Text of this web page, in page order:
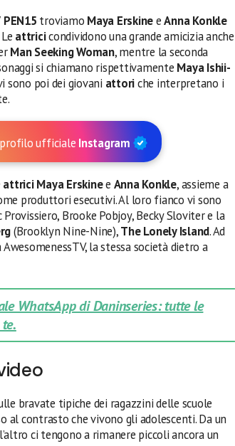
troviamo Maya ErskineeAnna Konkle
attricicondividono una grande amicizia anche
Man Seeking Woman, mentre la seconda
si chiamano rispettivamente Maya Ishii-
sono poi dei giovani attoriche interpretano i
ufficiale Instagram
attrici Maya Erskinee Anna Konkle, assieme a
produttori esecutivi. Al loro fianco vi sono
Brooke Pobjoy, Becky Sloviter e la
(Brooklyn Nine-Nine),The Lonely Island. Ad
AwesomenessTV, la stessa società dietro a
WhatsApp di Daninseries: tutte le
bravate tipiche dei ragazzini delle scuole
al contrasto che vivono gli adolescenti. Da un
ci tengono a rimanere piccoli ancora un